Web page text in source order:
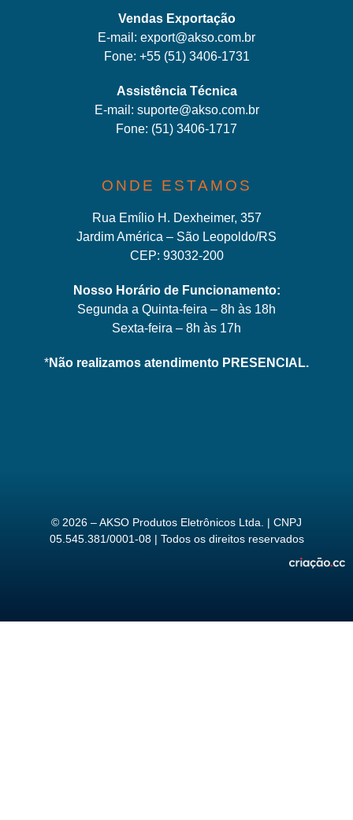
Vendas Exportação
E-mail: export@akso.com.br
Fone: +55 (51) 3406-1731
Assistência Técnica
E-mail: suporte@akso.com.br
Fone: (51) 3406-1717
ONDE ESTAMOS
Rua Emílio H. Dexheimer, 357
Jardim América – São Leopoldo/RS
CEP: 93032-200
Nosso Horário de Funcionamento:
Segunda a Quinta-feira – 8h às 18h
Sexta-feira – 8h às 17h
*Não realizamos atendimento PRESENCIAL.
© 2026 – AKSO Produtos Eletrônicos Ltda. | CNPJ
05.545.381/0001-08 | Todos os direitos reservados